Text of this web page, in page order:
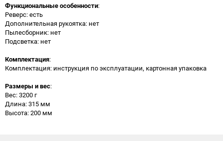
Функциональные особенности:
Реверс: есть
Дополнительная рукоятка: нет
Пылесборник: нет
Подсветка: нет
Комплектация:
Комплектация: инструкция по эксплуатации, картонная упаковка
Размеры и вес:
Вес: 3200 г
Длина: 315 мм
Высота: 200 мм